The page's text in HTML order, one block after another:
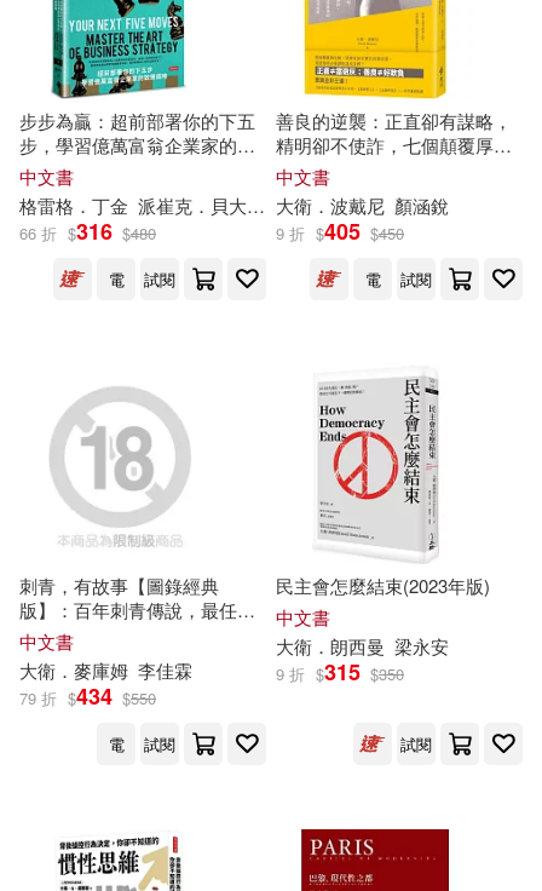
七月未時(39) 劉毅(39)
常怡(39)
蕭中剛(39) 隨輕風去(39)
雷波(39) （英）狄更斯(39)
張韌(38)
王朝銀(38)
繪時光(38)
美國孩之寶公司(38)
ﾒﾃﾞｨｱｻﾌﾟﾗｲ(38) ゆうゆー(37)
デジタルピーチ(37)
南懷瑾(37) 大衛．卡利(37)
中國商業出版社(302)
西安電子科技大學出版社(301)
同心出版社(300)
中國青年出版社(299)
臉譜(298)
台灣角川直條式漫畫(296)
幼福(295)
石油工業出版社(294)
中央廣播電視大學出版社(293)
步步為贏：超前部署你的下五
步，學習億萬富翁企業家的致
勝謀略
中文書
格雷格．丁金 派崔克．貝大衛 陳映竹
66 折 $316 $480
電
試閱
善良的逆襲：正直卻有謀略，
精明卻不使詐，七個顛覆厚黑
學的真實成功故事
中文書
大衛 ．波戴尼 顏涵銳
9 折 $405 $450
電
試閱
刺青，有故事【圖錄經典
版】：百年刺青傳說，最任性
的奇人軼事，最豐富的刺青圖
案(18禁)
中文書
大衛 ．麥庫姆 李佳霖
79 折 $434 $550
電
試閱
民主會怎麼結束(2023年版)
中文書
大衛 ．朗西曼 梁永安
9 折 $315 $350
試閱